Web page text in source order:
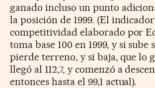
ganado incluso un punto
la posición de 1999. (El
competitividad elaborado por
toma base 100 en 1999, y si sube
pierde terreno, y si baja, que lo
llegó al 112,7, y comenzó a
entonces hasta el 99,1 actual).